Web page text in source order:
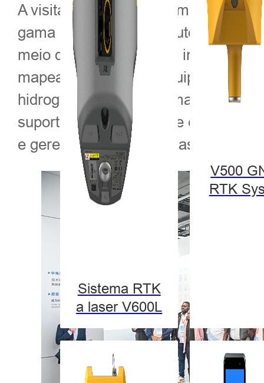
Sistema RTK
a laser V600L
V500
RTK
A visita começou com um tour
gama completa de produtos e
meio de demonstrações interativas
mapeamento móvel, equipamentos
hidrográficas e plataformas de
suporte à modelagem de
e gerenciamento de desastres em